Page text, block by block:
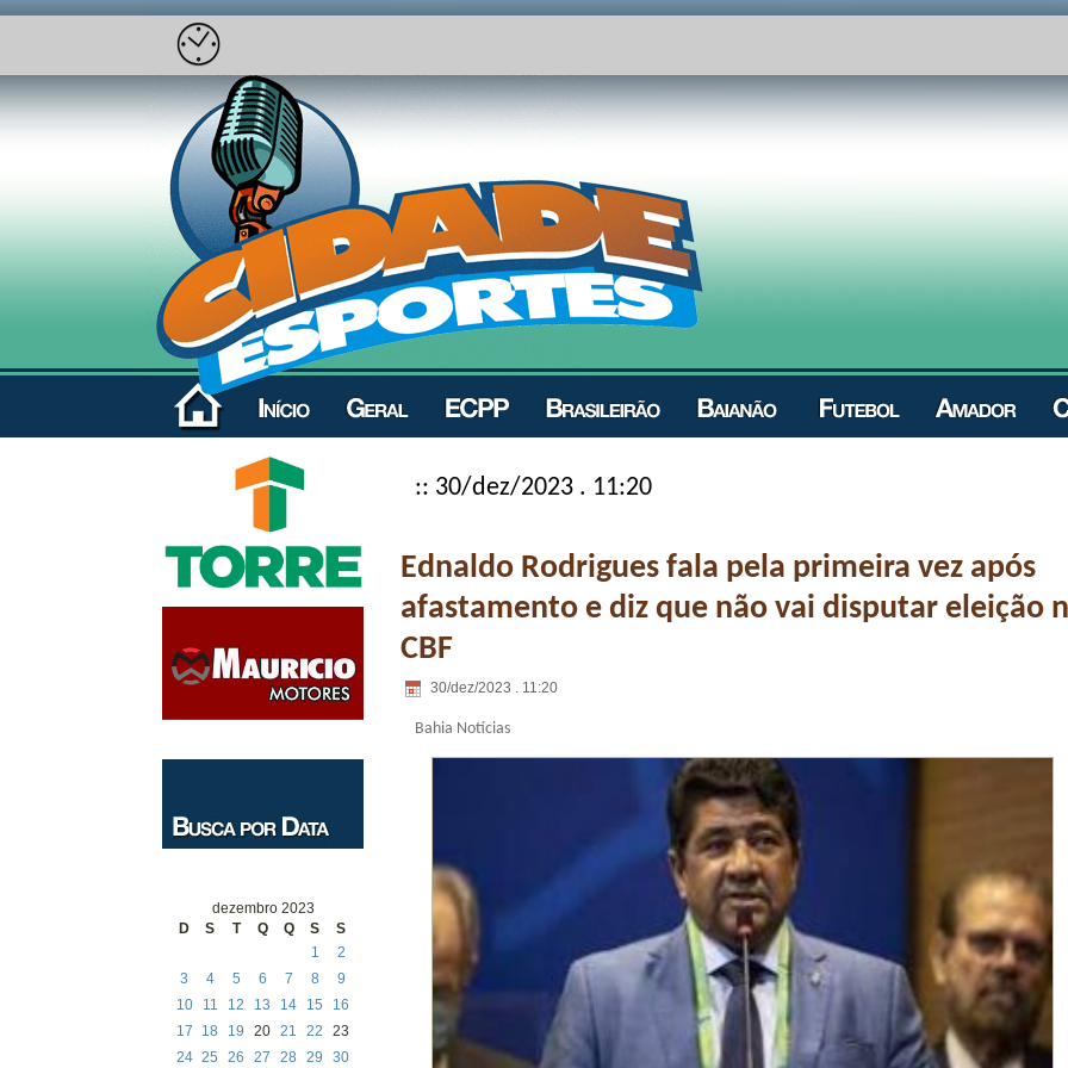
dezembro 2023
D
S T Q Q S
S
1
2
3
4 5 6 7 8
9
10
11 12 13 14 15
16
17
18 19 20 21 22
23
24 25 26 27 28 29 30
:: 30/dez/2023 . 11:20
Ednaldo Rodrigues fala pela primeira vez após
afastamento e diz que não vai disputar eleição
CBF
30/dez/2023 . 11:20
Bahia Notícias